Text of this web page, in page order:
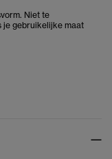
Niet te
je gebruikelijke maat